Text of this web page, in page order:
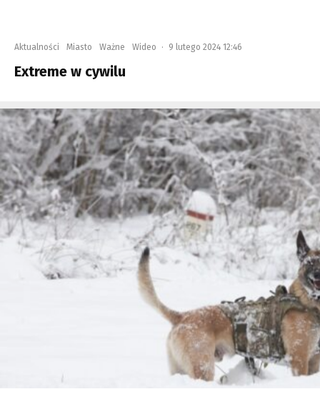
Aktualności Miasto Ważne Wideo · 9 lutego 2024 12:46
Extreme w cywilu